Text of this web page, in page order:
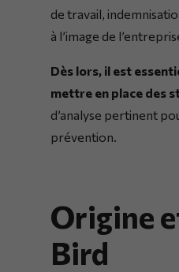
de travail,
à l’image de
Dès lors, il est
mettre en place des
d’analyse pertinent
prévention.
Origine
Bird